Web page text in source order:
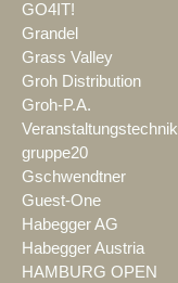
GO4IT!
Grandel
Grass Valley
Groh Distribution
Groh-P.A.
Veranstaltungstechnik
gruppe20
Gschwendtner
Guest-One
Habegger AG
Habegger Austria
HAMBURG OPEN